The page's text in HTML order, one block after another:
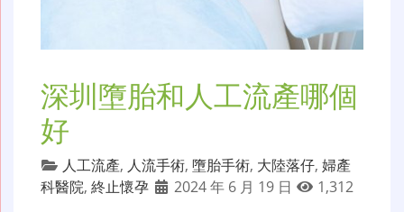
深圳墮胎和人工流產哪個
好
人工流產, 人流手術, 墮胎手術, 大陸落仔, 婦產
科醫院, 終止懷孕 2024 年 6 月 19 日 1,312